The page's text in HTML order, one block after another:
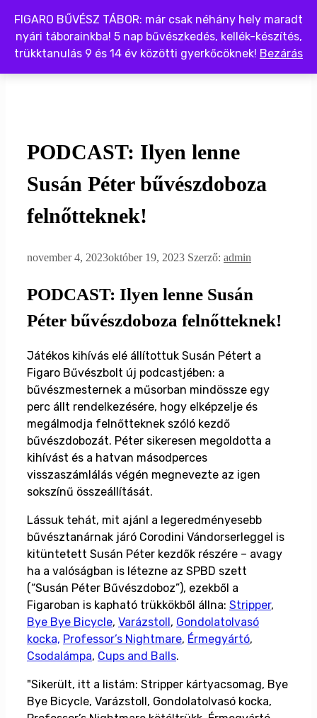
FIGARO BŰVÉSZ TÁBOR: már csak néhány hely maradt
nyári táborainkba! 5 nap bűvészkedés, kellék-készítés,
trükktanulás 9 és 14 év közötti gyerkőcöknek! Bezárás
Kilépés
tartalomba
Menü
PODCAST: Ilyen lenne
Susán Péter bűvészdoboza
felnőtteknek!
november 4, 2023október 19, 2023 Szerző: admin
PODCAST: Ilyen lenne Susán
Péter bűvészdoboza felnőtteknek!
Játékos kihívás elé állítottuk Susán Pétert a
Figaro Bűvészbolt új podcastjében: a
bűvészmesternek a műsorban mindössze egy
perc állt rendelkezésére, hogy elképzelje és
megálmodja felnőtteknek szóló kezdő
bűvészdobozát. Péter sikeresen megoldotta a
kihívást és a hatvan másodperces
visszaszámlálás végén megnevezte az igen
sokszínű összeállítását.
Lássuk tehát, mit ajánl a legeredményesebb
bűvésztanárnak járó Corodini Vándorserleggel is
kitüntetett Susán Péter kezdők részére – avagy
ha a valóságban is létezne az SPBD szett
(“Susán Péter Bűvészdoboz”), ezekből a
Figaroban is kapható trükkökből állna: Stripper,
Bye Bye Bicycle, Varázstoll , Gondolatolvasó
kocka, Professor’s Nightmare, Érmegyártó,
Csodalámpa, Cups and Balls.
"Sikerült, itt a listám: Stripper kártyacsomag, Bye
Bye Bicycle, Varázstoll, Gondolatolvasó kocka,